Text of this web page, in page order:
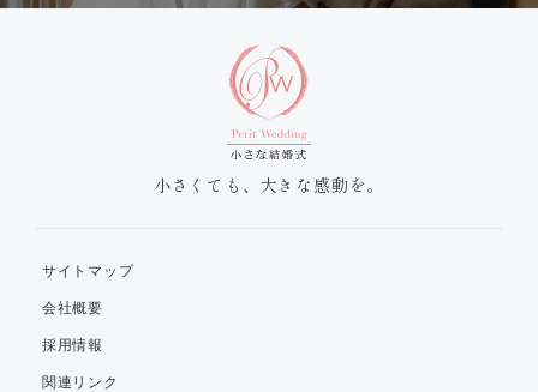
小さくても、大きな感動を。
サイトマップ
会社概要
採用情報
関連リンク